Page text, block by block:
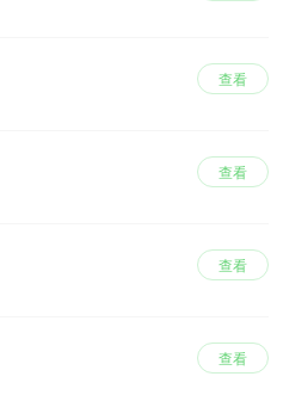
查看
查看
查看
查看